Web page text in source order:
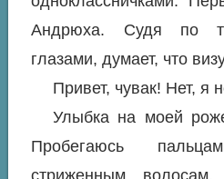
Андрюха. Судя по
глазами, думает, что
Привет, чувак! Нет, я
Улыбка на моей
Пробегаюсь
стриженным